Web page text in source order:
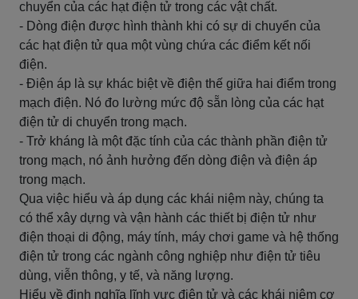
chuyển của các hạt điện tử trong các vật chất.
- Dòng điện được hình thành khi có sự di chuyển của
các hạt điện tử qua một vùng chứa các điểm kết nối
điện.
- Điện áp là sự khác biệt về điện thế giữa hai điểm trong
mạch điện. Nó đo lường mức độ sẵn lòng của các hạt
điện tử di chuyển trong mạch.
- Trở kháng là một đặc tính của các thành phần điện tử
trong mạch, nó ảnh hưởng đến dòng điện và điện áp
trong mạch.
Qua việc hiểu và áp dụng các khái niệm này, chúng ta
có thể xây dựng và vận hành các thiết bị điện tử như
điện thoại di động, máy tính, máy chơi game và hệ thống
điện tử trong các ngành công nghiệp như điện tử tiêu
dùng, viễn thông, y tế, và năng lượng.
Hiểu về định nghĩa lĩnh vực điện tử và các khái niệm cơ